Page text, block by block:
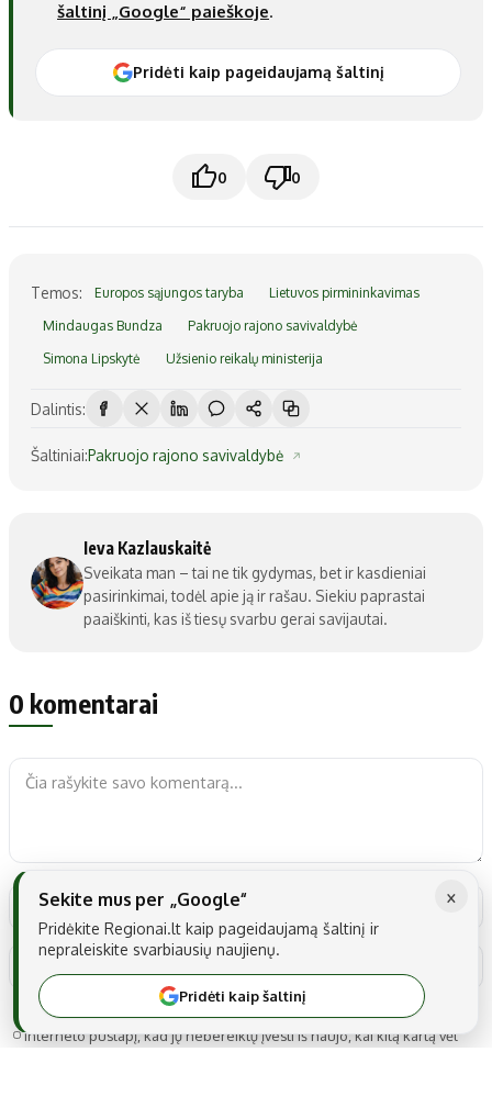
šaltinį „Google“ paieškoje.
Pridėti kaip pageidaujamą šaltinį
0 0
Temos: Europos sąjungos taryba Lietuvos pirmininkavimas
Mindaugas Bundza Pakruojo rajono savivaldybė
Simona Lipskytė Užsienio reikalų ministerija
Dalintis:
Šaltiniai:Pakruojo rajono savivaldybė
Ieva Kazlauskaitė
Sveikata man – tai ne tik gydymas, bet ir kasdieniai
pasirinkimai, todėl apie ją ir rašau. Siekiu paprastai
paaiškinti, kas iš tiesų svarbu gerai savijautai.
0 komentarai
Noriu savo interneto naršyklėje išsaugoti vardą, el. pašto adresą ir
interneto puslapį, kad jų nebereiktų įvesti iš naujo, kai kitą kartą vėl
×
Sekite mus per „Google“
Pridėkite Regionai.lt kaip pageidaujamą šaltinį ir
nepraleiskite svarbiausių naujienų.
Pridėti kaip šaltinį